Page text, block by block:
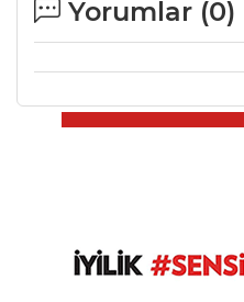
Yorumlar (0)